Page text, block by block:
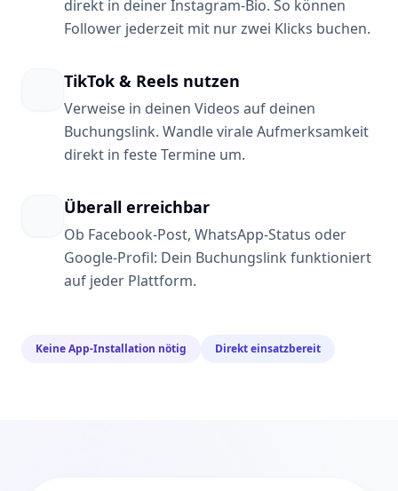
direkt in deiner Instagram-Bio. So können
Follower jederzeit mit nur zwei Klicks buchen.
TikTok & Reels nutzen
Verweise in deinen Videos auf deinen
Buchungslink. Wandle virale Aufmerksamkeit
direkt in feste Termine um.
Überall erreichbar
Ob Facebook-Post, WhatsApp-Status oder
Google-Profil: Dein Buchungslink funktioniert
auf jeder Plattform.
Keine App-Installation nötig Direkt einsatzbereit